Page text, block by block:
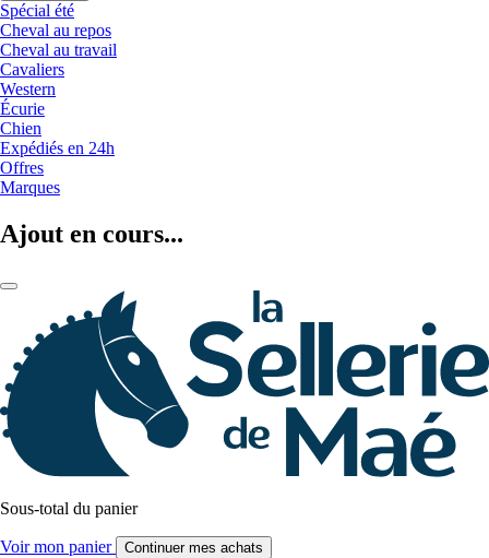
Spécial été
Cheval au repos
Cheval au travail
Cavaliers
Western
Écurie
Chien
Expédiés en 24h
Offres
Marques
Ajout en cours...
Sous-total du panier
Voir mon panier Continuer mes achats